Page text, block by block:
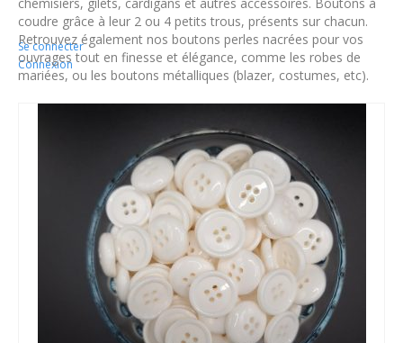
Se connecter
Connexion
coudre grâce à leur 2 ou 4 petits trous, présents sur chacun.
Retrouvez également nos boutons perles nacrées pour vos
ouvrages tout en finesse et élégance, comme les robes de
mariées, ou les boutons métalliques (blazer, costumes, etc).